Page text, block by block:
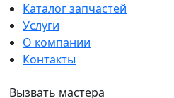
Каталог запчастей
Услуги
О компании
Контакты
Вызвать мастера